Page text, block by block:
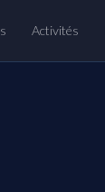
Activités